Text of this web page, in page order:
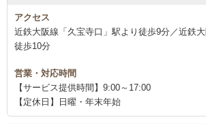
アクセス
近鉄大阪線「久宝寺口」駅より徒歩9分／近鉄
徒歩10分
営業・対応時間
【サービス提供時間】9:00～17:00
【定休日】日曜・年末年始